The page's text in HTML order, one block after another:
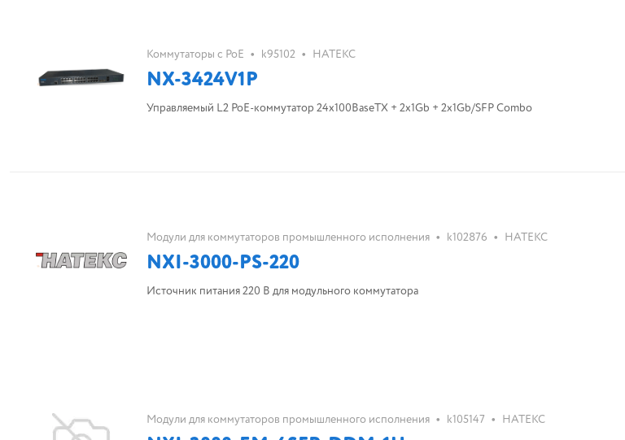
Коммутаторы с PoE • k95102 • НАТЕКС
NX-3424V1P
Управляемый L2 PoE-коммутатор 24x100BaseTX + 2x1Gb + 2x1Gb/SFP Combo
Модули для коммутаторов промышленного исполнения • k102876 • НАТЕКС
NXI-3000-PS-220
Источник питания 220 В для модульного коммутатора
Модули для коммутаторов промышленного исполнения • k105147 • НАТЕКС